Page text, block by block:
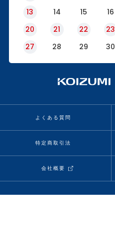
13
14 15 16
20
21 22 23
27
28 29 30
よくある質問
特定商取引法
会社概要